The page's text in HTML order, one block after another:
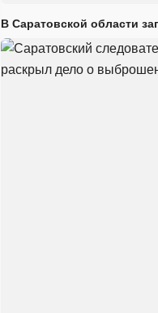
В Саратовской области